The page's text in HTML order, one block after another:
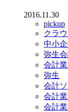
2016.11.30
pickup
クラ
中小
弥生
会計
弥生
会計
会計
会計